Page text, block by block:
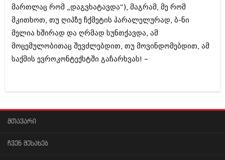
მაისი 2017 (216)
აპრილი 2017 (220)
მარტი 2017 (212)
თებერვალი 2017 (205)
იანვარი 2017 (246)
დეკემბერი 2016 (207)
მარტი 2016 (200)
მართლაც რომ „დაგვხატავდა“), მაგრამ, მე რომ
მკითხოთ, თუ ღიპზე ჩქმეტის პარალელურად, ბ-ნი
მელია ხშირად და ღრმად სუნთქავდა, ამ
მოცემულობითაც შევძლებდით, თუ მოვინდომებდით, ამ
საქმის ევროკონტექსტში გაჩარხვას! –
მთავარი
ჩვენ შესახებ